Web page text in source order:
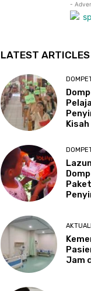
-
LATEST ARTICLES
Kisah
Jam